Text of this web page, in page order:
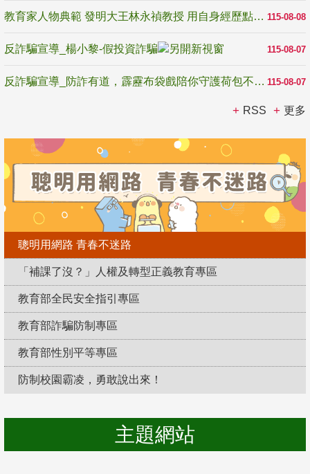
115-08-08
教育家人物典範 發明大王林永禎教授 用自身經歷點亮學生的路
115-08-07
反詐騙宣導_楊小黎-假投資詐騙
115-08-07
反詐騙宣導_防詐有道，霹靂布袋戲陪你守護荷包不受騙
RSS 更多
聰明用網路 青春不迷路
「補課了沒？」人權及轉型正義教育專區
教育部全民安全指引專區
教育部詐騙防制專區
教育部性別平等專區
防制校園霸凌，勇敢說出來！
主題網站